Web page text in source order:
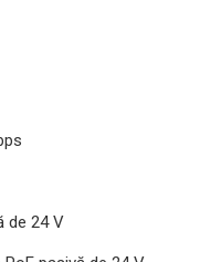
de 24 V